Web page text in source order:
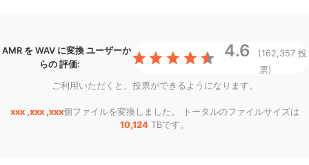
AMR を WAV に変換 ユーザーか
らの 評価:
4.6
(162,357 投
票)
ご利用いただくと、投票ができるようになります。
xxx ,xxx ,xxx個ファイルを変換しました。 トータルのファイルサイズは
10,124 TBです。